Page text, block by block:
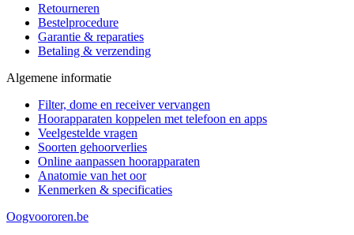
Retourneren
Bestelprocedure
Garantie & reparaties
Betaling & verzending
Algemene informatie
Filter, dome en receiver vervangen
Hoorapparaten koppelen met telefoon en apps
Veelgestelde vragen
Soorten gehoorverlies
Online aanpassen hoorapparaten
Anatomie van het oor
Kenmerken & specificaties
Oogvoororen.be